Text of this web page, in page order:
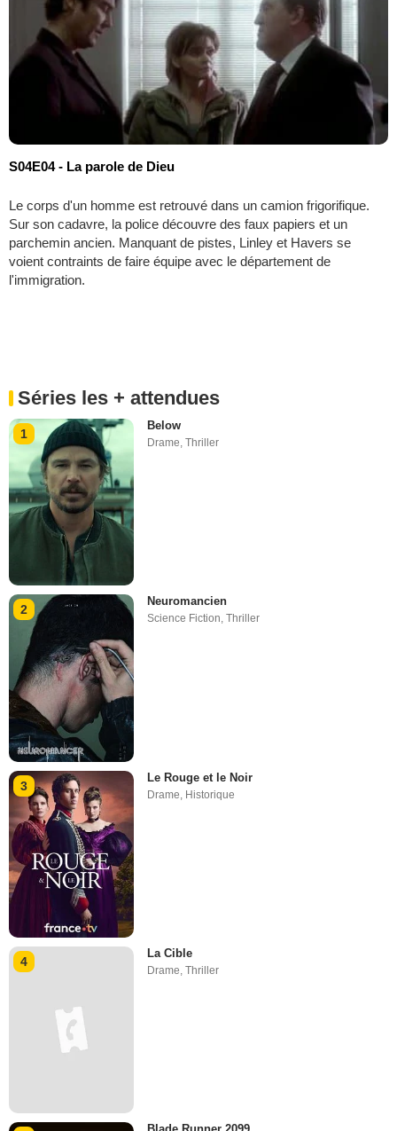
S04E04 - La parole de Dieu
Le corps d'un homme est retrouvé dans un camion frigorifique.
Sur son cadavre, la police découvre des faux papiers et un
parchemin ancien. Manquant de pistes, Linley et Havers se
voient contraints de faire équipe avec le département de
l'immigration.
Séries les + attendues
1
Below
Drame,Thriller
2
Neuromancien
Science Fiction,Thriller
3
Le Rouge et le Noir
Drame Historique
4
La Cible
Drame,Thriller